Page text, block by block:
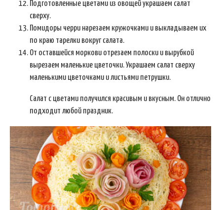
Подготовленные цветами из овощей украшаем салат
сверху.
Помидоры черри нарезаем кружочками и выкладываем их
по краю тарелки вокруг салата.
От оставшейся моркови отрезаем полоски и вырубкой
вырезаем маленькие цветочки. Украшаем салат сверху
маленькими цветочками и листьями петрушки.
Салат с цветами получился красивым и вкусным. Он отлично
подходит любой праздник.